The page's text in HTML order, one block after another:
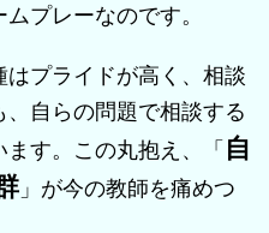
プレーなのです。
プライドが高く、相談
自らの問題で相談する
す。この丸抱え、「 自
」が今の教師を痛めつ